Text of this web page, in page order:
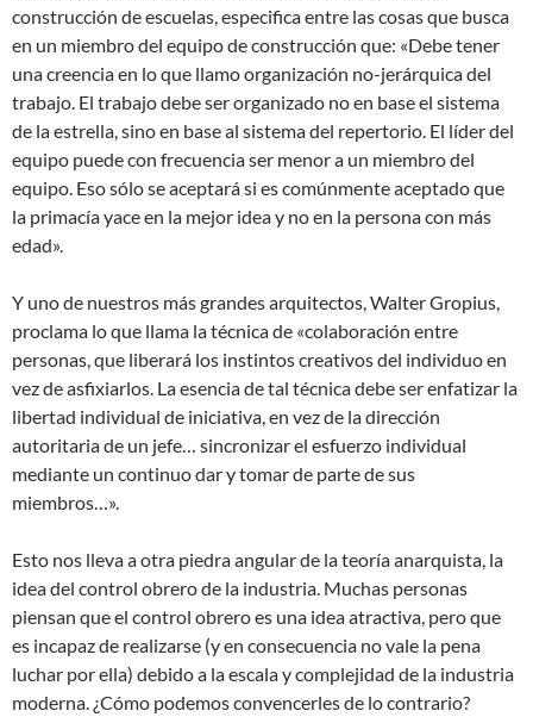
construcción de escuelas, especifica entre las cosas que busca
en un miembro del equipo de construcción que: «Debe tener
una creencia en lo que llamo organización no-jerárquica del
trabajo. El trabajo debe ser organizado no en base el sistema
de la estrella, sino en base al sistema del repertorio. El líder del
equipo puede con frecuencia ser menor a un miembro del
equipo. Eso sólo se aceptará si es comúnmente aceptado que
la primacía yace en la mejor idea y no en la persona con más
edad».
Y uno de nuestros más grandes arquitectos, Walter Gropius,
proclama lo que llama la técnica de «colaboración entre
personas, que liberará los instintos creativos del individuo en
vez de asfixiarlos. La esencia de tal técnica debe ser enfatizar la
libertad individual de iniciativa, en vez de la dirección
autoritaria de un jefe… sincronizar el esfuerzo individual
mediante un continuo dar y tomar de parte de sus
miembros…».
Esto nos lleva a otra piedra angular de la teoría anarquista, la
idea del control obrero de la industria. Muchas personas
piensan que el control obrero es una idea atractiva, pero que
es incapaz de realizarse (y en consecuencia no vale la pena
luchar por ella) debido a la escala y complejidad de la industria
moderna. ¿Cómo podemos convencerles de lo contrario?